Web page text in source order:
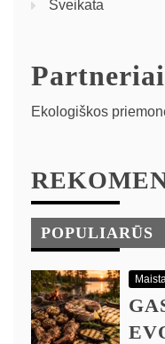
Sveikata
Partneriai
Ekologiškos
POPULIARŪS